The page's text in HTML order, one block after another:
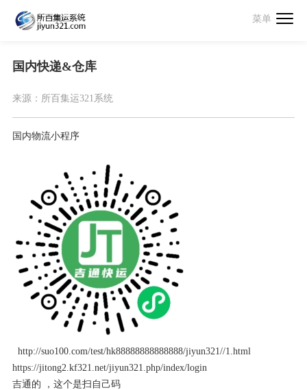
菜单
国内快递&仓库
来源： 所百集运321系统
国内物流小程序
http://suo100.com/test/hk88888888888888/jiyun321//1.html
https://jitong2.kf321.net/jiyun321.php/index/login
吉通的 ，这个是扫自己码